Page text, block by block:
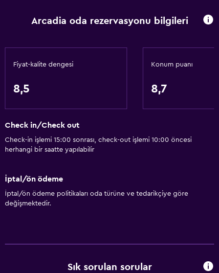
Vücut sabunu
Saç kremi
Banyo
Ortak tuvalet
Duş
Küvet
Saç kurutma makinesi
Tuvalet
Tuvalet kağıdı
Arcadia oda rezervasyonu bilgileri
Fiyat-kalite dengesi
8,5
Konum puanı
8,7
Check in/Check out
Check-in işlemi 15:00 sonrası, check-out işlemi 10:00 öncesi
herhangi bir saatte yapılabilir
İptal/ön ödeme
İptal/ön ödeme politikaları oda türüne ve tedarikçiye göre
değişmektedir.
Sık sorulan sorular